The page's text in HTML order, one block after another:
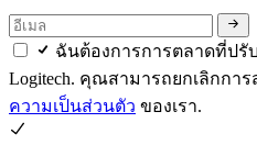
ฉันต้องการการตลาดที่ปรั
Logitech. คุณสามารถยกเลิกกา
ความเป็นส่วนตัว ของเรา.